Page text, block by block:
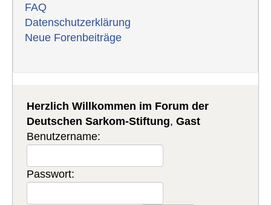
FAQ
Datenschutzerklärung
Neue Forenbeiträge
Herzlich Willkommen im Forum der
Deutschen Sarkom-Stiftung,Gast
Benutzername:
Passwort: